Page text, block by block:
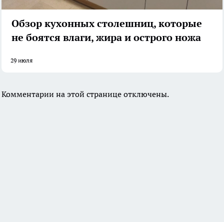
Обзор кухонных столешниц, которые
не боятся влаги, жира и острого ножа
29 июля
Комментарии на этой странице отключены.